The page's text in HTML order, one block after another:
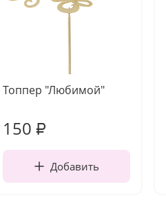
Топпер "Любимой"
150 ₽
Добавить